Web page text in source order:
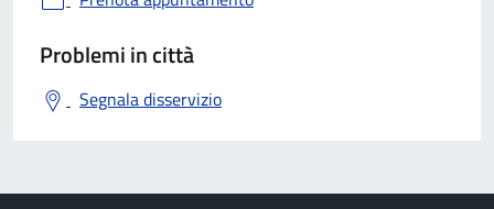
Problemi in città
Segnala disservizio